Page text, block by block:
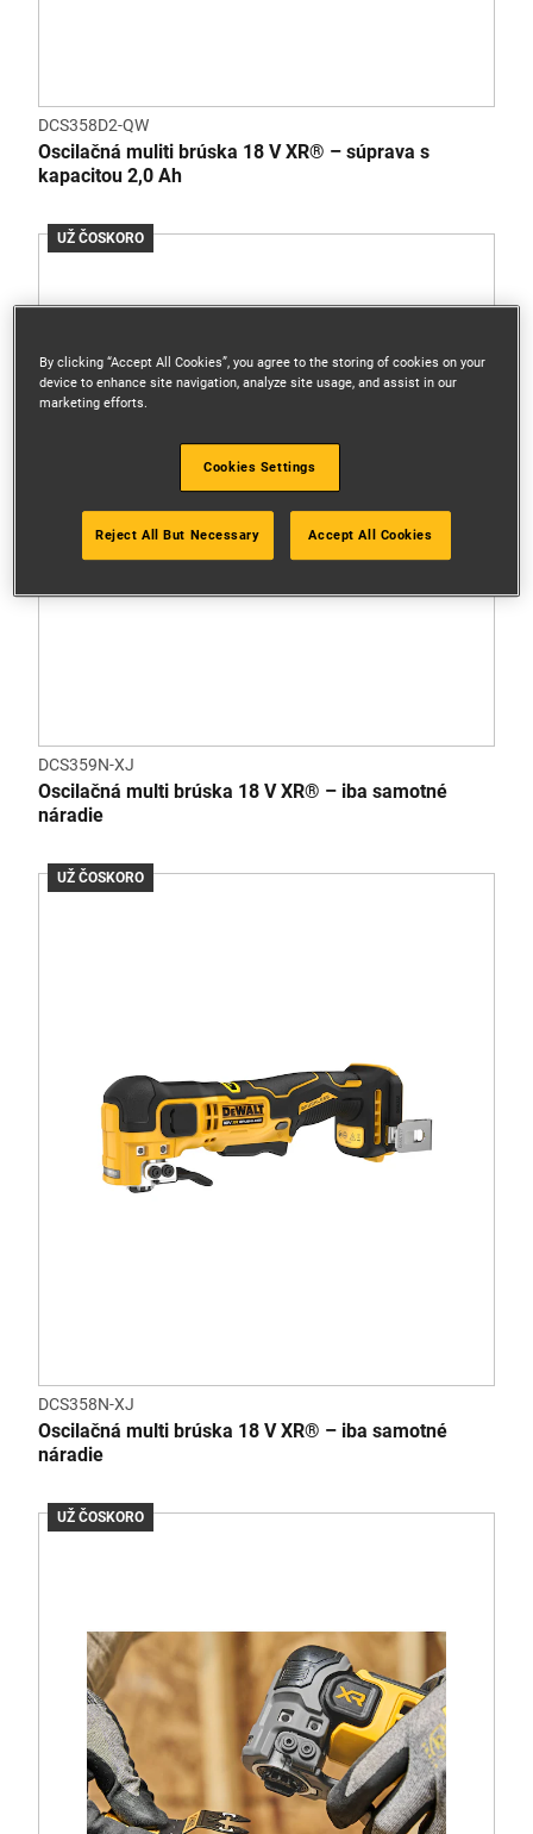
DCS358D2-QW
Oscilačná muliti brúska 18 V XR® – súprava s
kapacitou 2,0 Ah
UŽ ČOSKORO
DCS359N-XJ
Oscilačná multi brúska 18 V XR® – iba samotné
náradie
UŽ ČOSKORO
DCS358N-XJ
Oscilačná multi brúska 18 V XR® – iba samotné
náradie
UŽ ČOSKORO
By clicking “Accept All Cookies”, you agree to the storing of cookies on your
device to enhance site navigation, analyze site usage, and assist in our
marketing efforts.
Cookies Settings
Reject All But Necessary Accept All Cookies